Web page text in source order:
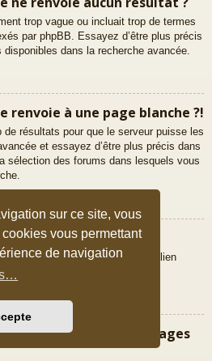
sur ce site, vous
vous permettant
de navigation
trop vague ou incluait trop de termes
par phpBB. Essayez d’être plus précis
dans la recherche avancée.
renvoie à une page blanche ?!
de résultats pour que le serveur puisse les
et essayez d’être plus précis dans
sélection des forums dans lesquels vous
des membres ?
des membres puis cliquer sur le lien
mes propres messages